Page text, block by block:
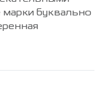
только в случае
покупателем.
буквально